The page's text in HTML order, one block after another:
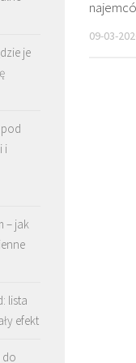
09-03-
je
i
– jak
lista
efekt
do